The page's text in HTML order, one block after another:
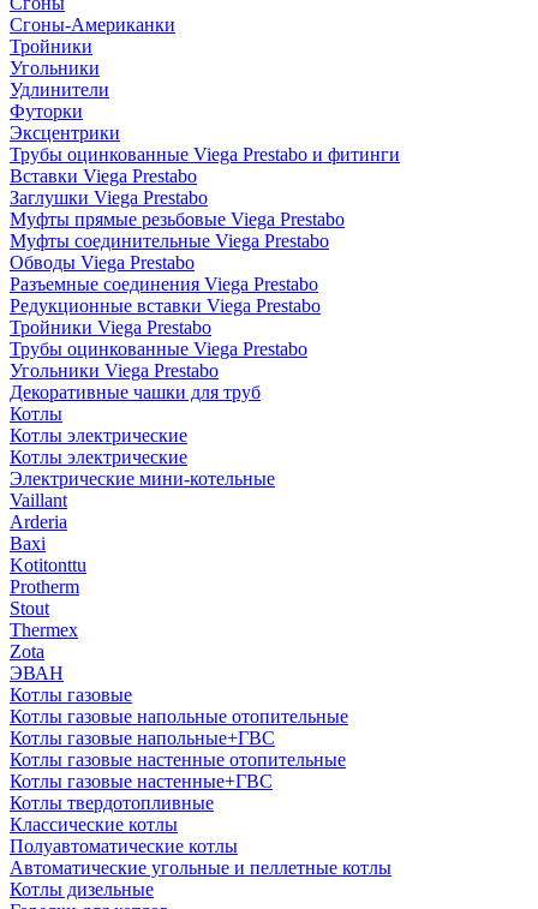
Сгоны-Американки
Тройники
Угольники
Удлинители
Футорки
Эксцентрики
Трубы оцинкованные Viega Prestabo и фитинги
Вставки Viega Prestabo
Заглушки Viega Prestabo
Муфты прямые резьбовые Viega Prestabo
Муфты соединительные Viega Prestabo
Обводы Viega Prestabo
Разъемные соединения Viega Prestabo
Редукционные вставки Viega Prestabo
Тройники Viega Prestabo
Трубы оцинкованные Viega Prestabo
Угольники Viega Prestabo
Декоративные чашки для труб
Котлы
Котлы электрические
Котлы электрические
Электрические мини-котельные
Vaillant
Arderia
Baxi
Kotitonttu
Protherm
Stout
Thermex
Zota
ЭВАН
Котлы газовые
Котлы газовые напольные отопительные
Котлы газовые напольные+ГВС
Котлы газовые настенные отопительные
Котлы газовые настенные+ГВС
Котлы твердотопливные
Классические котлы
Полуавтоматические котлы
Автоматические угольные и пеллетные котлы
Котлы дизельные